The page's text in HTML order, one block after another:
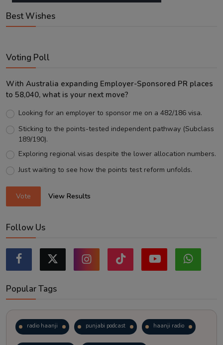
Best Wishes
Voting Poll
With Australia expanding Employer-Sponsored PR places
to 58,040, what is your next move?
Looking for an employer to sponsor me on a 482/186 visa.
Sticking to the points-tested independent pathway (Subclass
189/190).
Exploring regional visas despite the lower allocation numbers.
Just waiting to see how the points test reform unfolds.
Vote View Results
Follow Us
Popular Tags
radio haanji punjabi podcast haanji radio